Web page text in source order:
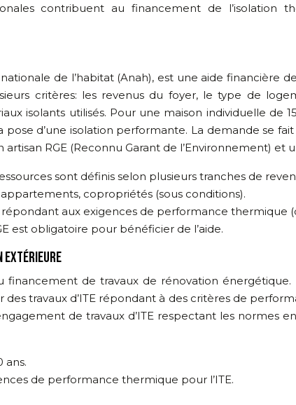
contribuent au financement de
de l’habitat (Anah), est une aide financière
critères: les revenus du foyer, le type de
isolants utilisés. Pour une maison individuelle
d’une isolation performante. La demande se
RGE (Reconnu Garant de l’Environnement) et
sont définis selon plusieurs tranches de
copropriétés (sous conditions).
répondant aux exigences de performance thermique
est obligatoire pour bénéficier de l’aide.
EXTÉRIEURE
financement de travaux de rénovation
des travaux d’ITE répondant à des critères de
de travaux d’ITE respectant les normes
ans.
de performance thermique pour l’ITE.